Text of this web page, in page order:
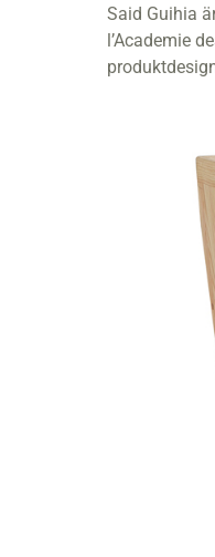
Said Guihia
l’Academie